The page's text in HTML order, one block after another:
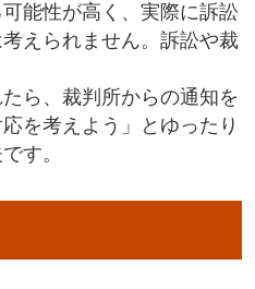
能性が高く、実際に訴訟
えられません。訴訟や裁
たら、裁判所からの通知を
を考えよう」とゆったり
す。